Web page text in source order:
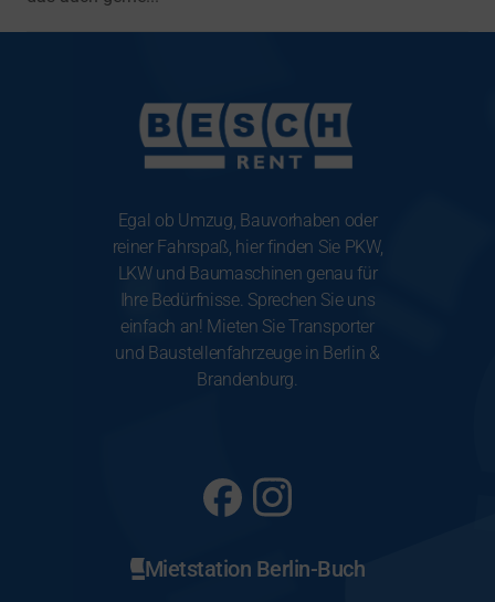
Egal ob Umzug, Bauvorhaben oder
reiner Fahrspaß, hier finden Sie PKW,
LKW und Baumaschinen genau für
Ihre Bedürfnisse. Sprechen Sie uns
einfach an! Mieten Sie Transporter
und Baustellenfahrzeuge in Berlin &
Brandenburg.
Mietstation Berlin-Buch